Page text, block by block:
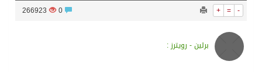
+ = -
266923
برلين - رويترز :